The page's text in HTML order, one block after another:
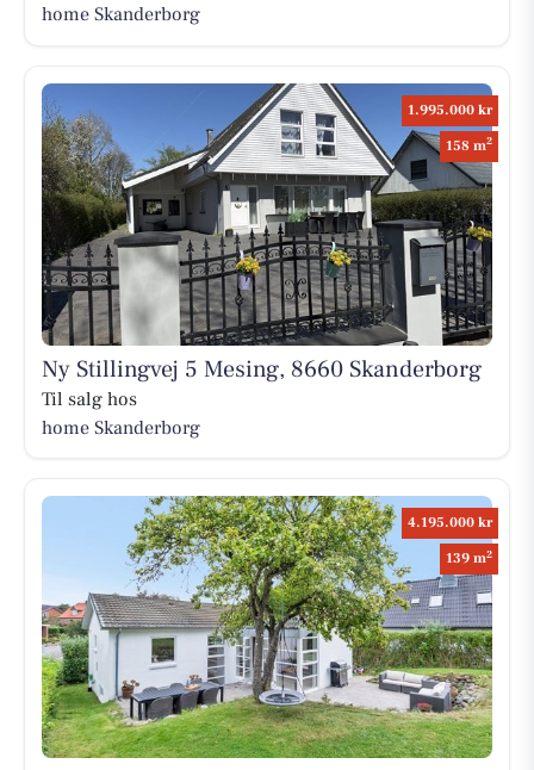
home Skanderborg
1.995.000 kr
158 m2
Ny Stillingvej 5 Mesing, 8660 Skanderborg
Til salg hos
home Skanderborg
4.195.000 kr
139 m2